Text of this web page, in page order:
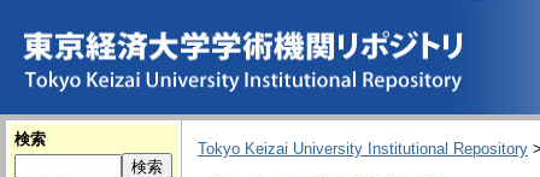
検索
Tokyo Keizai University Institutional Repository